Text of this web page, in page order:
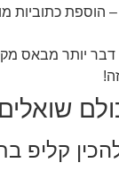
– הוספת כתוביות
דבר יותר מבאס